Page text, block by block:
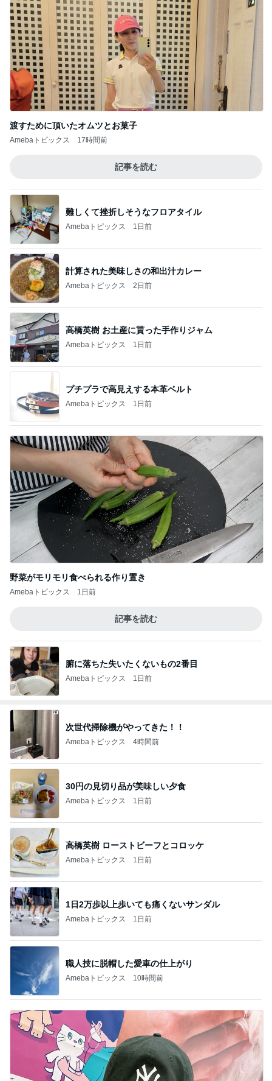
渡すために頂いたオムツとお菓子
Amebaトピックス 17時間前
記事を読む
難しくて挫折しそうなフロアタイル
Amebaトピックス 1日前
計算された美味しさの和出汁カレー
Amebaトピックス 2日前
高橋英樹 お土産に貰った手作りジャム
Amebaトピックス 1日前
プチプラで高見えする本革ベルト
Amebaトピックス 1日前
野菜がモリモリ食べられる作り置き
Amebaトピックス 1日前
記事を読む
腑に落ちた失いたくないもの2番目
Amebaトピックス 1日前
次世代掃除機がやってきた！！
Amebaトピックス 4時間前
30円の見切り品が美味しい夕食
Amebaトピックス 1日前
高橋英樹 ローストビーフとコロッケ
Amebaトピックス 1日前
1日2万歩以上歩いても痛くないサンダル
Amebaトピックス 1日前
職人技に脱帽した愛車の仕上がり
Amebaトピックス 10時間前